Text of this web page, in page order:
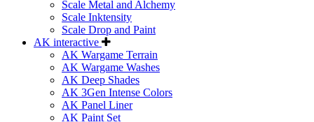
Scale Metal and Alchemy
Scale Inktensity
Scale Drop and Paint
AK interactive
AK Wargame Terrain
AK Wargame Washes
AK Deep Shades
AK 3Gen Intense Colors
AK Panel Liner
AK Paint Set